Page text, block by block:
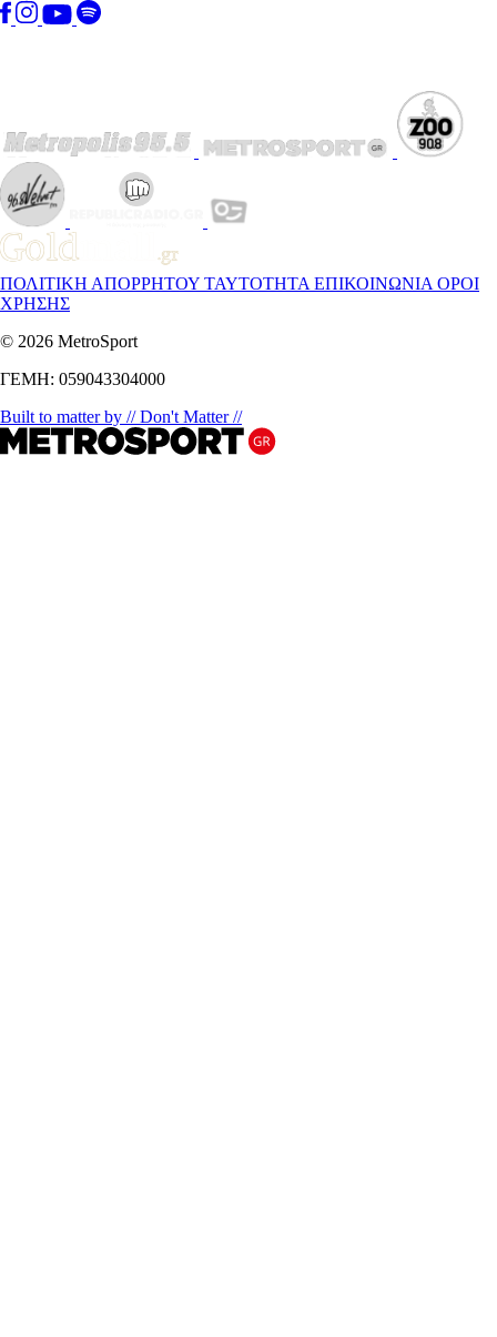
ΠΟΛΙΤΙΚΗ ΑΠΟΡΡΗΤΟΥ ΤΑΥΤΟΤΗΤΑ ΕΠΙΚΟΙΝΩΝΙΑ ΟΡΟΙ
ΧΡΗΣΗΣ
© 2026 MetroSport
ΓΕΜΗ: 059043304000
Built to matter by // Don't Matter //